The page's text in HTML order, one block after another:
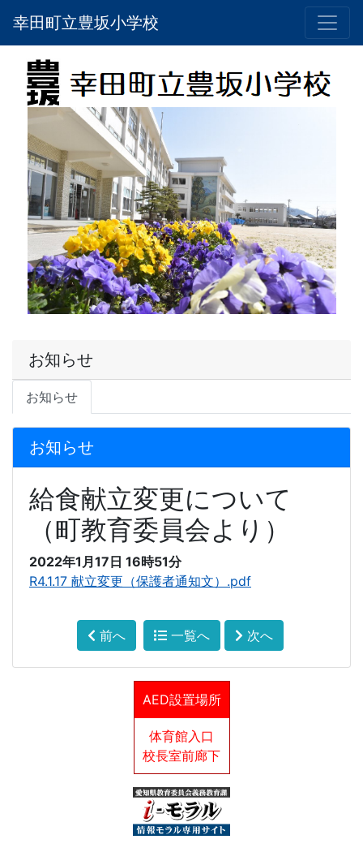
幸田町立豊坂小学校
AED設置場所
体育館入口
校長室前廊下
お知らせ
お知らせ
お知らせ
給食献立変更について
（町教育委員会より）
2022年1月17日 16時51分
R4.1.17 献立変更（保護者通知文）.pdf
前へ 一覧へ 次へ